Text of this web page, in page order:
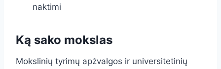
naktimi
Ką sako mokslas
Mokslinių tyrimų apžvalgos ir universitetinių